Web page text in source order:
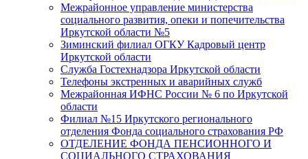
Межрайонное управление министерства
социального развития, опеки и попечительства
Иркутской области №5
Зиминский филиал ОГКУ Кадровый центр
Иркутской области
Служба Гостехнадзора Иркутской области
Телефоны экстренных и аварийных служб
Межрайонная ИФНС России № 6 по Иркутской
области
Филиал №15 Иркутского регионального
отделения Фонда социального страхования РФ
ОТДЕЛЕНИЕ ФОНДА ПЕНСИОННОГО И
СОЦИАЛЬНОГО СТРАХОВАНИЯ